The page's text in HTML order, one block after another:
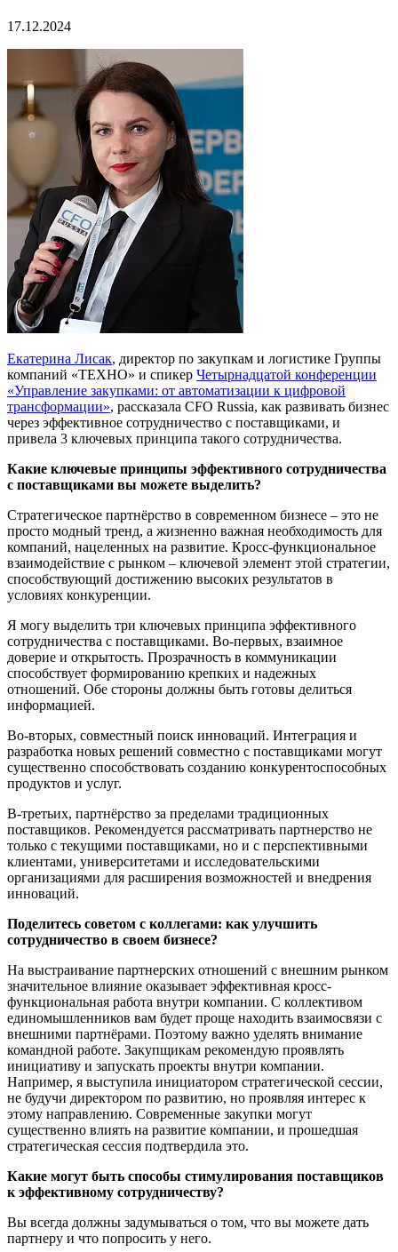
17.12.2024
Екатерина Лисак, директор по закупкам и логистике Группы
компаний «ТЕХНО» и спикер Четырнадцатой конференции
«Управление закупками: от автоматизации к цифровой
трансформации», рассказала CFO Russia, как развивать бизнес
через эффективное сотрудничество с поставщиками, и
привела 3 ключевых принципа такого сотрудничества.
Какие ключевые принципы эффективного сотрудничества
с поставщиками вы можете выделить?
Стратегическое партнёрство в современном бизнесе – это не
просто модный тренд, а жизненно важная необходимость для
компаний, нацеленных на развитие. Кросс-функциональное
взаимодействие с рынком – ключевой элемент этой стратегии,
способствующий достижению высоких результатов в
условиях конкуренции.
Я могу выделить три ключевых принципа эффективного
сотрудничества с поставщиками. Во-первых, взаимное
доверие и открытость. Прозрачность в коммуникации
способствует формированию крепких и надежных
отношений. Обе стороны должны быть готовы делиться
информацией.
Во-вторых, совместный поиск инноваций. Интеграция и
разработка новых решений совместно с поставщиками могут
существенно способствовать созданию конкурентоспособных
продуктов и услуг.
В-третьих, партнёрство за пределами традиционных
поставщиков. Рекомендуется рассматривать партнерство не
только с текущими поставщиками, но и с перспективными
клиентами, университетами и исследовательскими
организациями для расширения возможностей и внедрения
инноваций.
Поделитесь советом с коллегами: как улучшить
сотрудничество в своем бизнесе?
На выстраивание партнерских отношений с внешним рынком
значительное влияние оказывает эффективная кросс-
функциональная работа внутри компании. С коллективом
единомышленников вам будет проще находить взаимосвязи с
внешними партнёрами. Поэтому важно уделять внимание
командной работе. Закупщикам рекомендую проявлять
инициативу и запускать проекты внутри компании.
Например, я выступила инициатором стратегической сессии,
не будучи директором по развитию, но проявляя интерес к
этому направлению. Современные закупки могут
существенно влиять на развитие компании, и прошедшая
стратегическая сессия подтвердила это.
Какие могут быть способы стимулирования поставщиков
к эффективному сотрудничеству?
Вы всегда должны задумываться о том, что вы можете дать
партнеру и что попросить у него.